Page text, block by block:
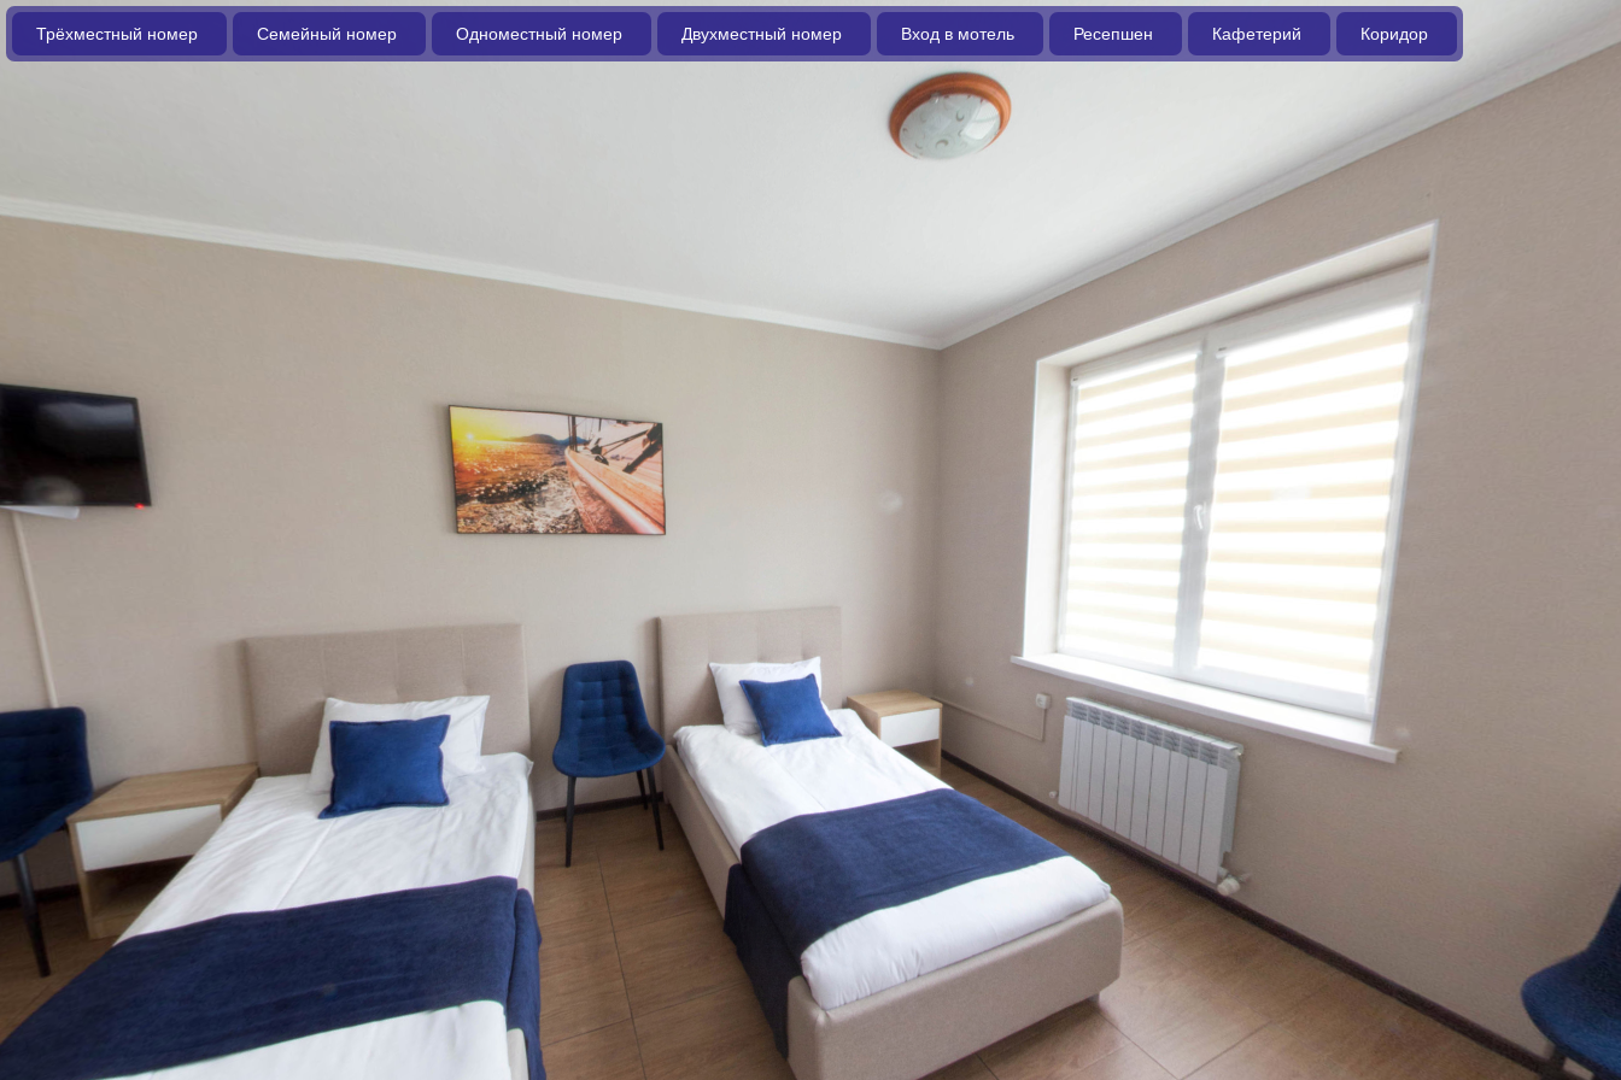
Трёхместный номер Семейный номер Одноместный номер Двухместный номер Вход в мотель Ресепшен Кафетерий Коридор